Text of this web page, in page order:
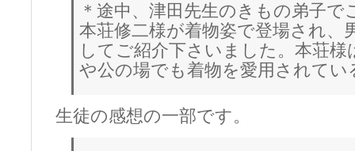
＊途中、津田先生のきもの弟子で
本荘修二様が着物姿で登場され、
してご紹介下さいました。本荘様
や公の場でも着物を愛用されてい
生徒の感想の一部です。